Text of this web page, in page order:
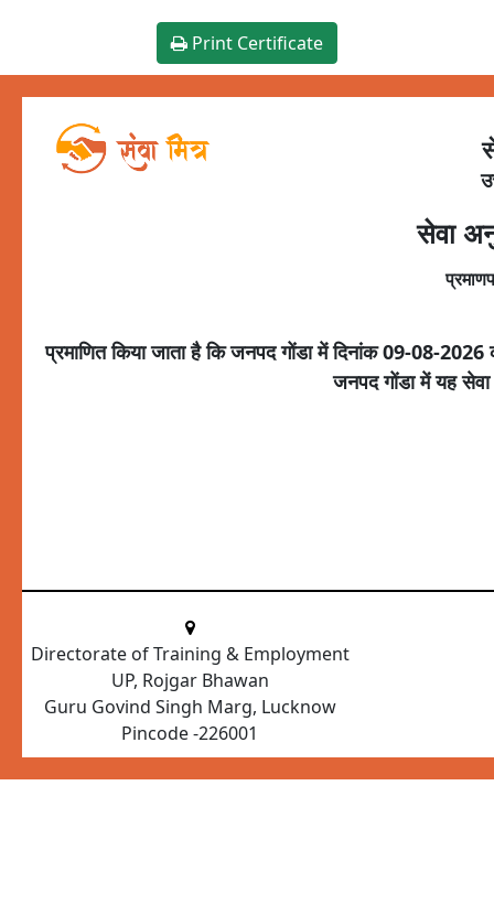
Print Certificate
सेवा
प्रमाणित किया जाता है कि जनपदगोंडामें दिनांक09-08-2026
जनपदगोंडामें यह सेवा
Directorate of Training & Employment
UP, Rojgar Bhawan
Guru Govind Singh Marg, Lucknow
Pincode -226001